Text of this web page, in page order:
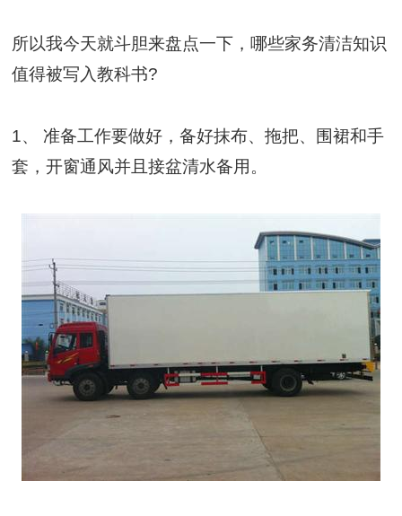
所以我今天就斗胆来盘点一下，哪些家务清洁知识
值得被写入教科书?
1、 准备工作要做好，备好抹布、拖把、围裙和手
套，开窗通风并且接盆清水备用。